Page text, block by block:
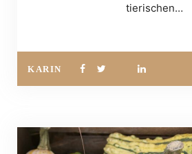
tierischen…
KARIN